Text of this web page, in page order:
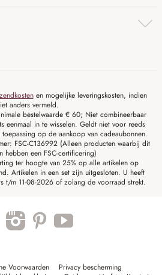
en mogelijke leveringskosten, indien
anders vermeld.
bestelwaarde € 60; Niet combineerbaar
eenmaal in te wisselen. Geldt niet voor reeds
op de aankoop van cadeaubonnen.
FSC-C136992 (Alleen producten waarbij dit
hebben een FSC-certificering)
ter hoogte van 25% op alle artikelen op
Artikelen in een set zijn uitgesloten. U heeft
t/m 11-08-2026 of zolang de voorraad strekt.
Voorwaarden
Privacy bescherming